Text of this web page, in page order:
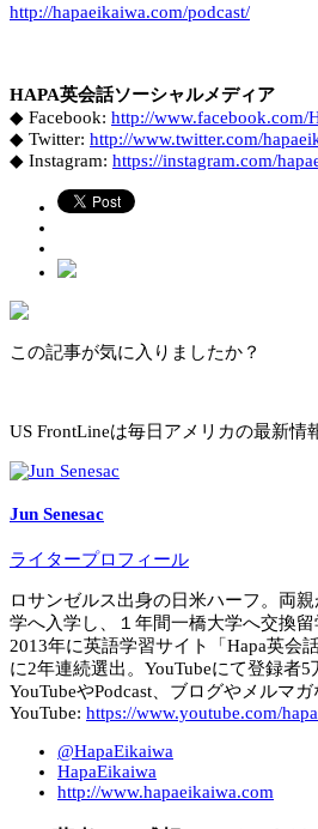
http://hapaeikaiwa.com/podcast/
HAPA英会話ソーシャルメディア
◆ Facebook: http://www.facebook.com/
◆ Twitter: http://www.twitter.com/
◆ Instagram: https://instagram.com/
この記事が気に入りましたか？
US FrontLineは毎日アメリカの最新情
Jun Senesac
ライタープロフィール
ロサンゼルス出身の日米ハーフ。両
学へ入学し、１年間一橋大学へ交換
2013年に英語学習サイト「Hapa英会
に2年連続選出。YouTubeにて登録者
YouTubeやPodcast、ブログやメルマ
YouTube: https://www.youtube.com/
@HapaEikaiwa
HapaEikaiwa
http://www.hapaeikaiwa.com